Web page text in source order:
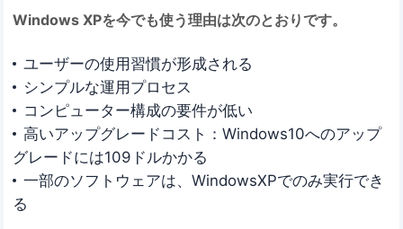
Windows XPを今でも使う理由は次のとおりです。
ユーザーの使用習慣が形成される
シンプルな運用プロセス
コンピューター構成の要件が低い
高いアップグレードコスト：Windows10へのアップ
グレードには109ドルかかる
一部のソフトウェアは、WindowsXPでのみ実行でき
る